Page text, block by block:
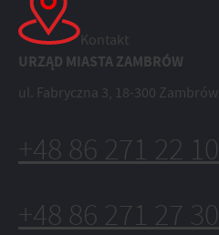
Kontakt
URZĄD MIASTA ZAMBRÓW
ul. Fabryczna 3, 18-300 Zambrów
+48 86 271 22 10
+48 86 271 27 30